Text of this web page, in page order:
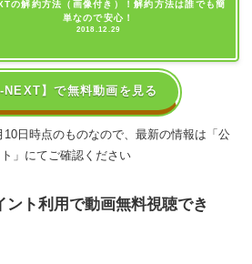
の解約方法（画像付き）！解約方法は誰でも簡
単なので安心！
2018.12.29
NEXT】で無料動画を見る
日時点のものなので、最新の情報は「公
」にてご確認ください
ント利用で動画無料視聴でき